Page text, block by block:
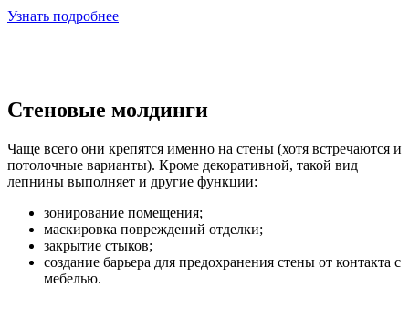
Узнать подробнее
Стеновые молдинги
Чаще всего они крепятся именно на стены (хотя встречаются и
потолочные варианты). Кроме декоративной, такой вид
лепнины выполняет и другие функции:
зонирование помещения;
маскировка повреждений отделки;
закрытие стыков;
создание барьера для предохранения стены от контакта с
мебелью.